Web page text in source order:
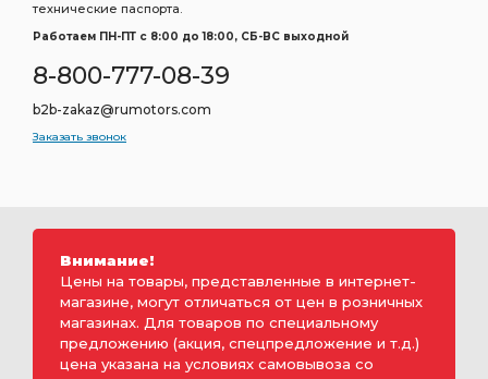
технические паспорта.
Работаем ПН-ПТ c 8:00 до 18:00, СБ-ВС выходной
8-800-777-08-39
b2b-zakaz@rumotors.com
Заказать звонок
Внимание!
Цены на товары, представленные в интернет-
магазине, могут отличаться от цен в розничных
магазинах. Для товаров по специальному
предложению (акция, спецпредложение и т.д.)
цена указана на условиях самовывоза со